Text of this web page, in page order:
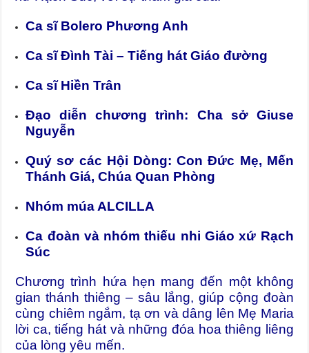
Ca sĩ Bolero Phương Anh
Ca sĩ Đình Tài – Tiếng hát Giáo đường
Ca sĩ Hiền Trân
Đạo diễn chương trình: Cha sở Giuse
Nguyễn
Quý sơ các Hội Dòng: Con Đức Mẹ, Mến
Thánh Giá, Chúa Quan Phòng
Nhóm múa ALCILLA
Ca đoàn và nhóm thiếu nhi Giáo xứ Rạch
Súc
Chương trình hứa hẹn mang đến một không
gian thánh thiêng – sâu lắng, giúp cộng đoàn
cùng chiêm ngắm, tạ ơn và dâng lên Mẹ Maria
lời ca, tiếng hát và những đóa hoa thiêng liêng
của lòng yêu mến.